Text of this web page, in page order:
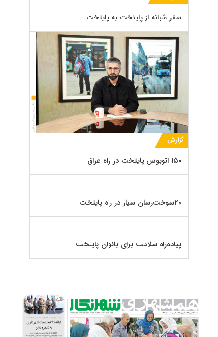
سفر شبانه از پایتخت به پایتخت
گزارش
۱۵۰ اتوبوس پایتخت در راه عراق
20سوخت‌رسان سیار در راه پایتخت
پیاده‌راه سلامت برای بانوان پایتخت